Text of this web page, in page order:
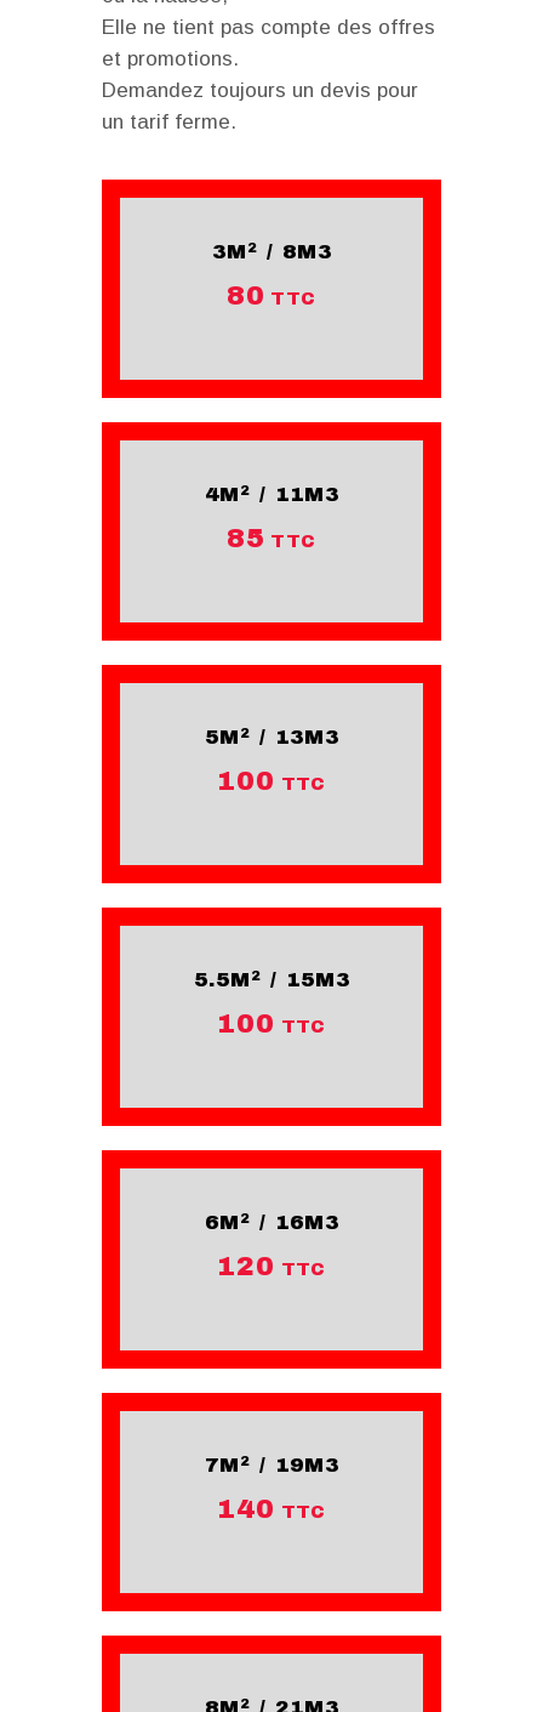
Elle ne tient pas compte des offres
et promotions.
Demandez toujours un devis pour
un tarif ferme.
3M² / 8M3
80 TTC
4M² / 11M3
85 TTC
5M² / 13M3
100 TTC
5.5M² / 15M3
100 TTC
6M² / 16M3
120 TTC
7M² / 19M3
140 TTC